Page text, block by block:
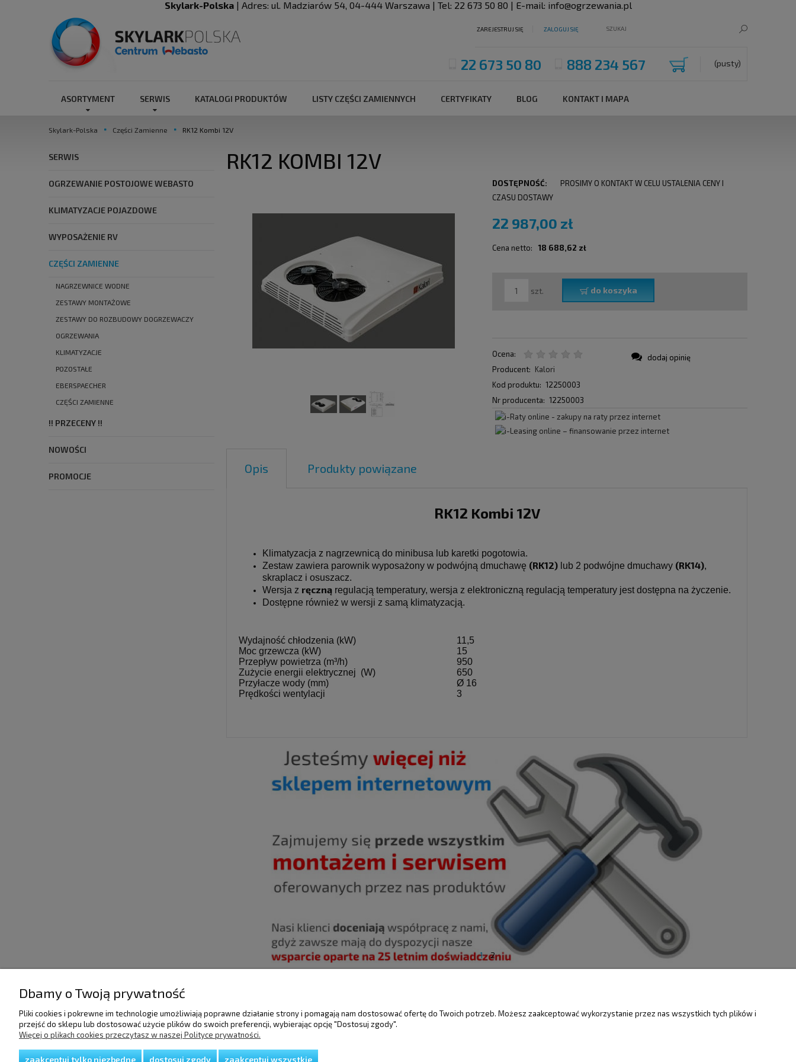
Skylark-Polska| Adres: ul. Madziarów 54, 04-444 Warszawa | Tel: 22 673 50 80 | E-mail: info@ogrzewania.pl
ZAREJESTRUJ SIĘ ZALOGUJ SIĘ
(pusty)
22 673 50 80 888 234 567
ASORTYMENT SERWIS KATALOGI PRODUKTÓW LISTY CZĘŚCI ZAMIENNYCH CERTYFIKATY BLOG KONTAKT I MAPA
Skylark-Polska Części Zamienne RK12 Kombi 12V
SERWIS
OGRZEWANIE POSTOJOWE WEBASTO
KLIMATYZACJE POJAZDOWE
WYPOSAŻENIE RV
CZĘŚCI ZAMIENNE
NAGRZEWNICE WODNE
ZESTAWY MONTAŻOWE
ZESTAWY DO ROZBUDOWY DOGRZEWACZY
OGRZEWANIA
KLIMATYZACJE
POZOSTAŁE
EBERSPAECHER
CZĘŚCI ZAMIENNE
!! PRZECENY !!
NOWOŚCI
PROMOCJE
RK12 KOMBI 12V
DOSTĘPNOŚĆ:
PROSIMY O KONTAKT W CELU USTALENIA CENY I
CZASU DOSTAWY
22 987,00 zł
Cena netto: 18 688,62 zł
szt. do koszyka
Ocena:
Producent: Kalori
Kod produktu: 12250003
Nr producenta: 12250003
dodaj opinię
Opis Produkty powiązane
RK12 Kombi 12V
Klimatyzacja z nagrzewnicą do minibusa lub karetki pogotowia.
Zestaw zawiera parownik wyposażony w podwójną dmuchawę (RK12) lub 2 podwójne dmuchawy (RK14),
skraplacz i osuszacz.
Wersja z ręczną regulacją temperatury, wersja z elektroniczną regulacją temperatury jest dostępna na życzenie.
Dostępne również w wersji z samą klimatyzacją.
Wydajność chłodzenia (kW)
11,5
Moc grzewcza (kW)
15
Przepływ powietrza (m³/h)
950
Zużycie energii elektrycznej (W)
650
Przyłacze wody (mm)
Ø 16
Prędkości wentylacji
3
1 2
POMOC
Regulamin
DOSTAWA I PŁATNOŚCI
Raty/Leasing
Koszty dostawy
MOJE KONTO GWARANCJA I ZWROTY O FIRMIE
Dbamy o Twoją prywatność
Pliki cookies i pokrewne im technologie umożliwiają poprawne działanie strony i pomagają nam dostosować ofertę do Twoich potrzeb. Możesz zaakceptować wykorzystanie przez nas wszystkich tych plików i
przejść do sklepu lub dostosować użycie plików do swoich preferencji, wybierając opcję "Dostosuj zgody".
Więcej o plikach cookies przeczytasz w naszej Polityce prywatności.
zaakceptuj tylko niezbędne dostosuj zgody zaakceptuj wszystkie